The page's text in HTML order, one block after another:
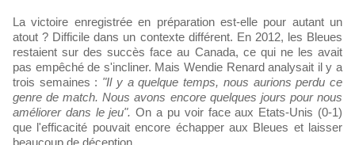
La victoire enregistrée en préparation est-elle pour autant un
atout ? Difficile dans un contexte différent. En 2012, les Bleues
restaient sur des succès face au Canada, ce qui ne les avait
pas empêché de s'incliner. Mais Wendie Renard analysait il y a
trois semaines : "Il y a quelque temps, nous aurions perdu ce
genre de match. Nous avons encore quelques jours pour nous
améliorer dans le jeu". On a pu voir face aux Etats-Unis (0-1)
que l'efficacité pouvait encore échapper aux Bleues et laisser